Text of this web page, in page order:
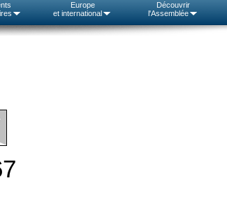
Europe
et international
Découvrir
l'Assemblée